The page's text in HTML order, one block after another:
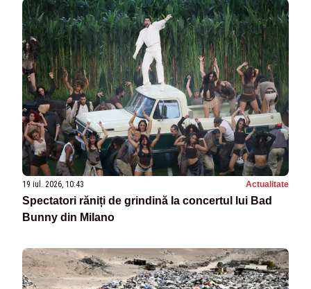
19 iul. 2026, 10:43 Actualitate
Spectatori răniți de grindină la concertul lui Bad
Bunny din Milano